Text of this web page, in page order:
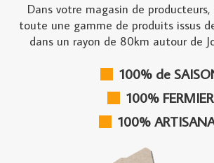
Dans votre magasin de
toute une gamme de produits issus
dans un rayon de 80km autour de
100% de
100% FERMIER
100%